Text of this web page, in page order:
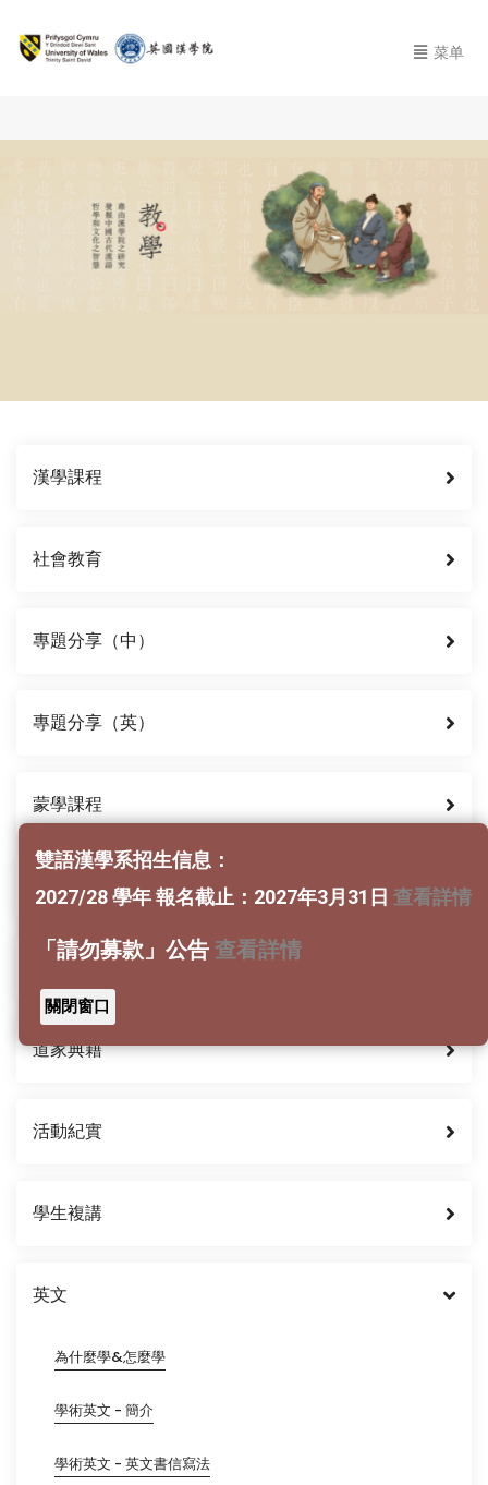
菜单
漢學課程
社會教育
專題分享（中）
專題分享（英）
蒙學課程
儒家典籍
佛家典籍
道家典籍
活動紀實
學生複講
英文
為什麼學&怎麼學
學術英文 - 簡介
學術英文 - 英文書信寫法
雙語漢學系招生信息：
2027/28 學年 報名截止：2027年3月31日 查看詳情
「請勿募款」公告 查看詳情
關閉窗口